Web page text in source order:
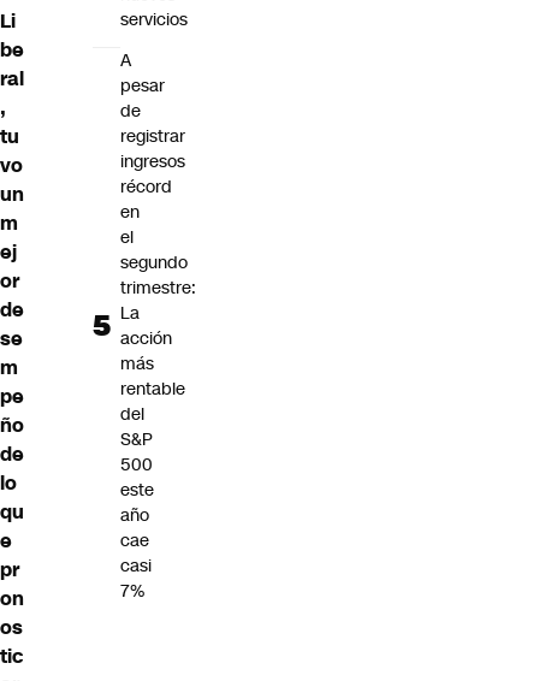
Li
be
ral
,
tu
vo
un
m
ej
or
de
se
m
pe
ño
de
lo
qu
e
pr
on
os
tic
servicios
A
pesar
de
registrar
ingresos
récord
en
el
segundo
trimestre:
La
acción
más
rentable
del
S&P
500
este
año
cae
casi
7%